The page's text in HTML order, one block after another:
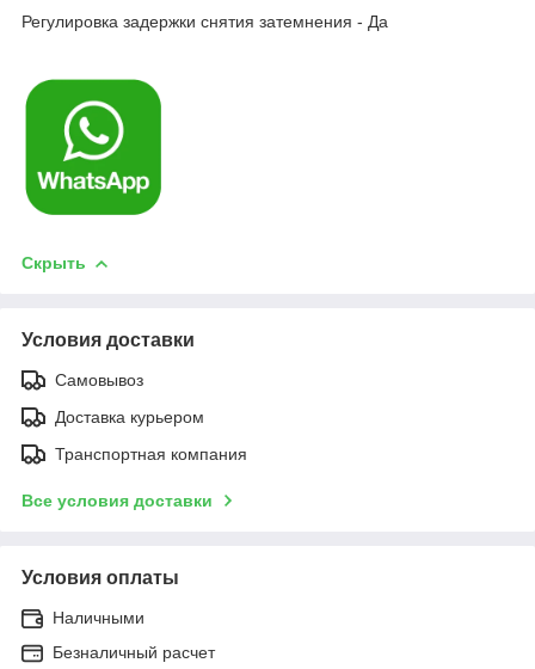
Регулировка задержки снятия затемнения - Да
Скрыть
Условия доставки
Самовывоз
Доставка курьером
Транспортная компания
Все условия доставки
Условия оплаты
Наличными
Безналичный расчет